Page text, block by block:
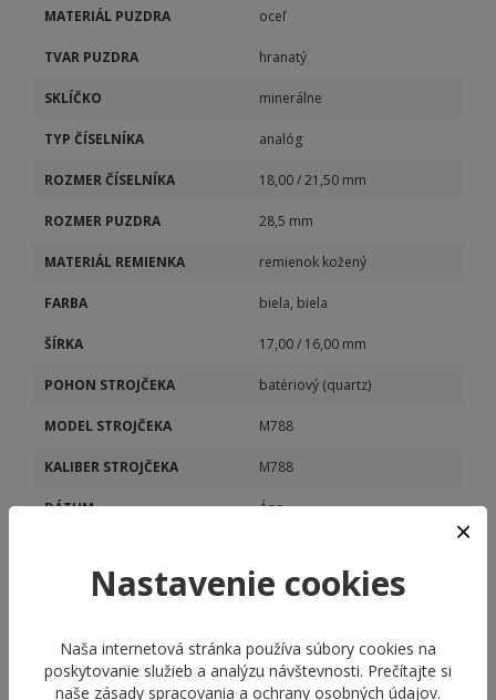
MATERIÁL PUZDRA oceľ
TVAR PUZDRA hranatý
SKLÍČKO minerálne
TYP ČÍSELNÍKA analóg
ROZMER ČÍSELNÍKA 18,00 / 21,50 mm
ROZMER PUZDRA 28,5 mm
MATERIÁL REMIENKA remienok kožený
FARBA biela, biela
ŠÍRKA 17,00 / 16,00 mm
POHON STROJČEKA batériový (quartz)
MODEL STROJČEKA M788
KALIBER STROJČEKA M788
DÁTUM Áno
Nastavenie cookies
Naša internetová stránka používa súbory cookies na
poskytovanie služieb a analýzu návštevnosti. Prečítajte si
naše zásady spracovania a ochrany osobných údajov.